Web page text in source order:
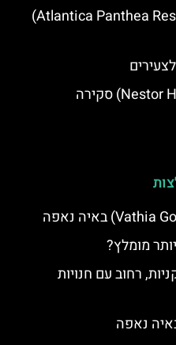
מלון פאנטה איה נאפה (Atlantica Panthea Resort)
מומלץ?
רחוב עם חנויות
נאפה